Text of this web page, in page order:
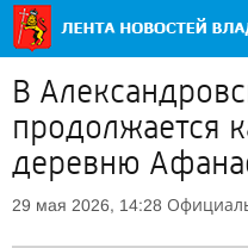
В
продолжается
деревню
29 мая 2026, 14:28